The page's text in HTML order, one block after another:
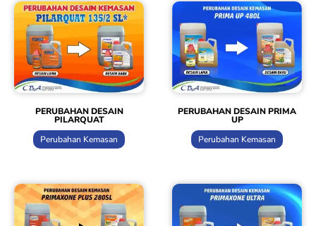
PERUBAHAN DESAIN
PILARQUAT
Perubahan Kemasan
PERUBAHAN DESAIN PRIMA
UP
Perubahan Kemasan